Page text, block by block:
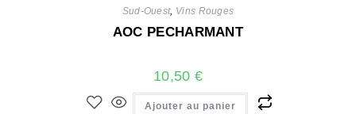
Sud-Ouest, Vins Rouges
AOC PECHARMANT
10,50 €
Ajouter au panier